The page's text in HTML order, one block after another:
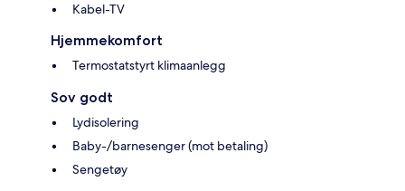
Kabel-TV
Hjemmekomfort
Termostatstyrt klimaanlegg
Sov godt
Lydisolering
Baby-/barnesenger (mot betaling)
Sengetøy